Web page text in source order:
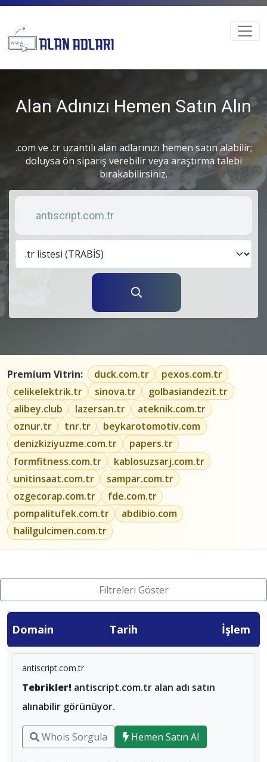
Alan Adınızı Hemen Satın Alın
.com ve .tr uzantılı alan adlarınızı hemen satın alabilir;
doluysa ön sipariş verebilir veya araştırma talebi
bırakabilirsiniz.
Anahtar kelime
Premium Vitrin: duck.com.tr
pexos.com.tr
celikelektrik.tr
sinova.tr
golbasiandezit.tr
alibey.club
lazersan.tr
ateknik.com.tr
oznur.tr
tnr.tr
beykarotomotiv.com
denizkiziyuzme.com.tr
papers.tr
formfitness.com.tr
kablosuzsarj.com.tr
unitinsaat.com.tr
sampar.com.tr
ozgecorap.com.tr
fde.com.tr
pompalitufek.com.tr
abdibio.com
halilgulcimen.com.tr
Filtreleri Göster
Domain Tarih İşlem
antiscript.com.tr
Tebrikler! antiscript.com.tr alan adı satın
alınabilir görünüyor.
Whois Sorgula Hemen Satın Al